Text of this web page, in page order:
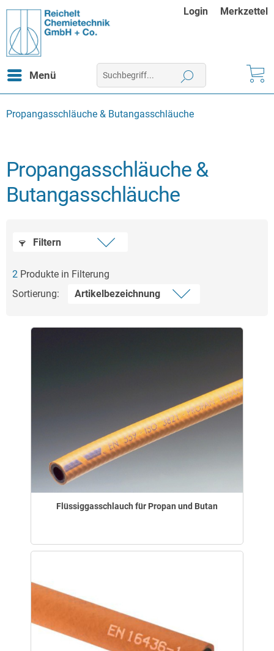
Login Merkzettel
Menü
Propangasschläuche & Butangasschläuche
Propangasschläuche &
Butangasschläuche
Filtern
2 Produkte in Filterung
Sortierung:
Flüssiggasschlauch für Propan und Butan